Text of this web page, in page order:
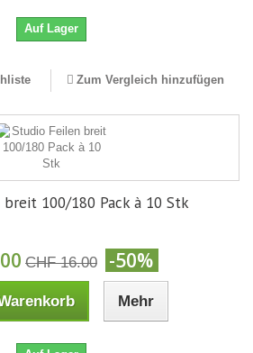
Auf Lager
Zum Vergleich hinzufügen
100/180 Pack à 10 Stk
CHF 16.00 -50%
Mehr